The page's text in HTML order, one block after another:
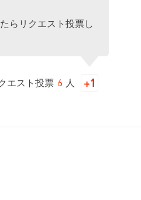
らリクエスト投票し
エスト投票 6 人